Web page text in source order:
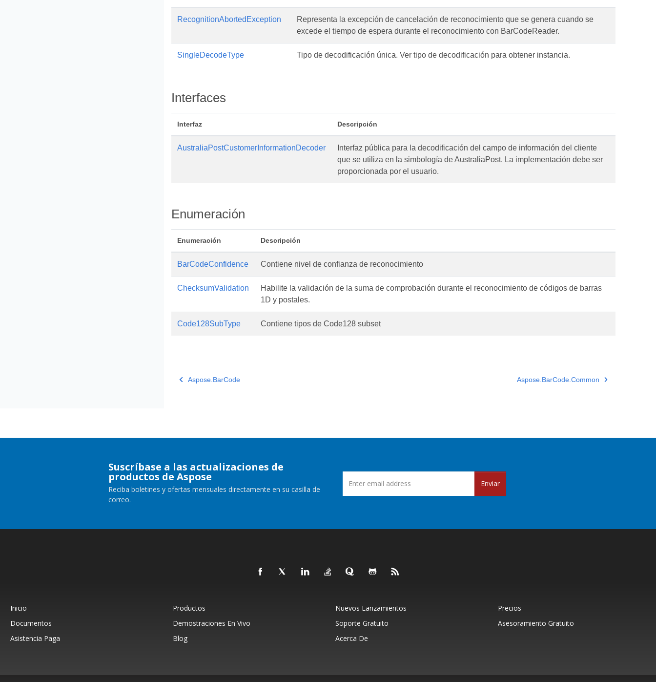
RecognitionAbortedException
Representa la excepción de cancelación de reconocimiento que se genera cuando se
excede el tiempo de espera durante el reconocimiento con BarCodeReader.
SingleDecodeType Tipo de decodificación única. Ver tipo de decodificación para obtener instancia.
Interfaces
Interfaz Descripción
AustraliaPostCustomerInformationDecoder
Interfaz pública para la decodificación del campo de información del cliente
que se utiliza en la simbología de AustraliaPost. La implementación debe ser
proporcionada por el usuario.
Enumeración
Enumeración Descripción
BarCodeConfidence Contiene nivel de confianza de reconocimiento
ChecksumValidation
Habilite la validación de la suma de comprobación durante el reconocimiento de códigos de barras
1D y postales.
Code128SubType Contiene tipos de Code128 subset
Aspose.BarCode Aspose.BarCode.Common
Suscríbase a las actualizaciones de
productos de Aspose
Reciba boletines y ofertas mensuales directamente en su casilla de
correo.
Enviar
Inicio Productos Nuevos Lanzamientos
Precios
Documentos
Demostraciones En Vivo Soporte Gratuito
Asesoramiento Gratuito
Asistencia Paga
Blog Acerca De